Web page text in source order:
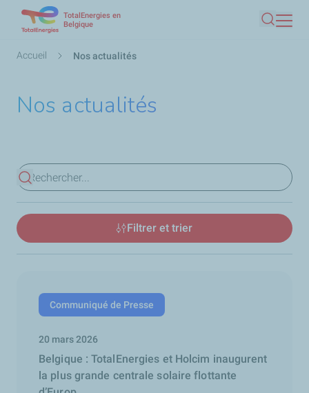
TotalEnergies en
Belgique
Fil
Accueil Nos actualités
Nos actualités
Voir les résultats
Filtrer et trier
Communiqué de Presse
20 mars 2026
Belgique : TotalEnergies et Holcim inaugurent
la plus grande centrale solaire flottante